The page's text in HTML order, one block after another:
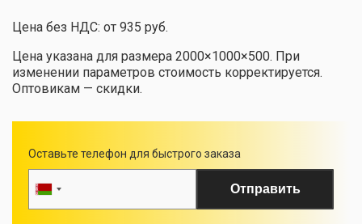
Цена без НДС: от 935 руб.
Цена указана для размера 2000×1000×500. При
изменении параметров стоимость корректируется.
Оптовикам — скидки.
Оставьте телефон для быстрого заказа
Отправить